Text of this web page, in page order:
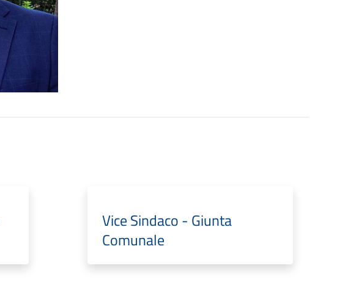
Vice Sindaco - Giunta
Comunale